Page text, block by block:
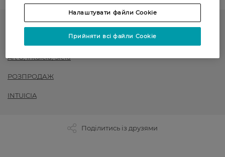
Жіночі колготки
до -50% на обраний асортимент товарів ТМ Women`s code,
Art G, Intuicia, Siela
РОЗПРОДАЖ
INTUICIA
Поділитись із друзями
Налаштувати файли Cookie
Прийняти всі файли Cookie